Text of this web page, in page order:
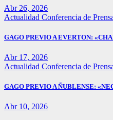
Abr 26, 2026
Actualidad Conferencia de
GAGO PREVIO A EVERTON:
Abr 17, 2026
Actualidad Conferencia de
GAGO PREVIO A ÑUBLENSE:
Abr 10, 2026